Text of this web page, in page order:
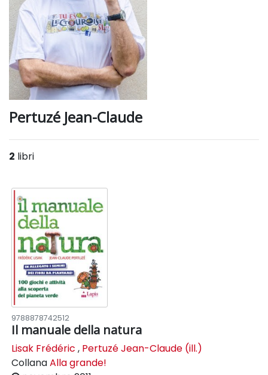
Pertuzé Jean-Claude
2 libri
9788878742512
Il manuale della natura
Lisak Frédéric , Pertuzé Jean-Claude (ill.)
CollanaAlla grande!